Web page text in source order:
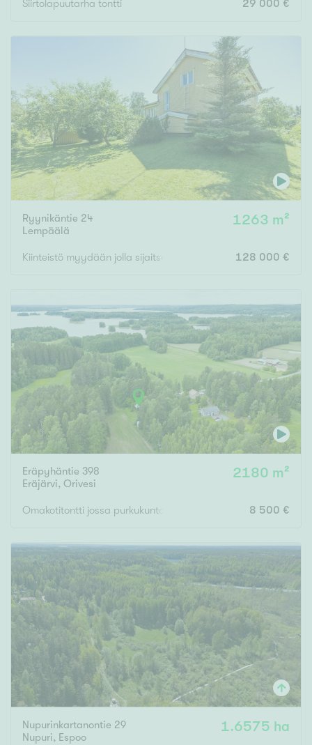
Siirtolapuutarha tontti 29 000 €
Ryynikäntie 24
Lempäälä
1263 m²
Kiinteistö myydään jolla sijaitsee purkukuntoisia rakennuksia.
128 000 €
Eräpyhäntie 398
Eräjärvi, Orivesi
2180 m²
Omakotitontti jossa purkukuntoinen rakennus 8 500 €
Nupurinkartanontie 29
Nupuri, Espoo
1.6575 ha